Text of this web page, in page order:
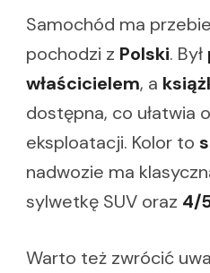
Samochód ma
pochodzi z Polski. Był
właścicielem, a
dostępna, co ułatwia
eksploatacji. Kolor to
nadwozie ma
sylwetkę SUV oraz 4/
Warto też zwrócić